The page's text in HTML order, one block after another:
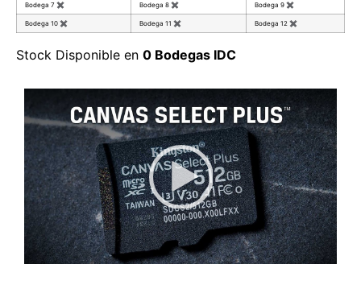
Bodega 7 ✖ Bodega 8 ✖ Bodega 9 ✖
Bodega 10 ✖ Bodega 11 ✖ Bodega 12 ✖
Stock Disponible en 0 Bodegas IDC
0:27
Reproductor de vídeo
00:00|00:27